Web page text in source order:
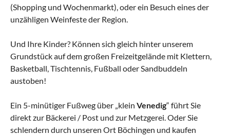
(Shopping und Wochenmarkt), oder ein Besuch eines der
unzähligen Weinfeste der Region.
Und Ihre Kinder? Können sich gleich hinter unserem
Grundstück auf dem großen Freizeitgelände mit Klettern,
Basketball, Tischtennis, Fußball oder Sandbuddeln
austoben!
Ein 5-minütiger Fußweg über „klein Venedig“ führt Sie
direkt zur Bäckerei / Post und zur Metzgerei. Oder Sie
schlendern durch unseren Ort Böchingen und kaufen